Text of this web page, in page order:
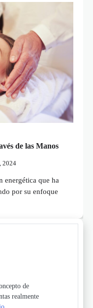
de las Manos
2024
energética que ha
por su enfoque
de
realmente